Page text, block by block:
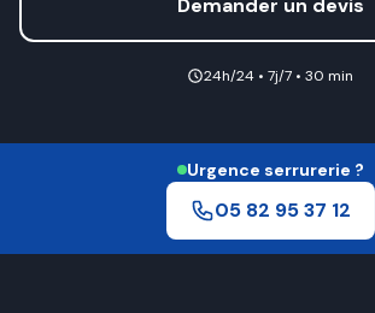
Demander un devis
24h/24 • 7j/7 • 30 min
Urgence serrurerie ?
05 82 95 37 12